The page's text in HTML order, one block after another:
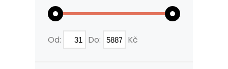
Od: Do: Kč